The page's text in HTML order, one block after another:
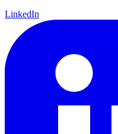
LinkedIn